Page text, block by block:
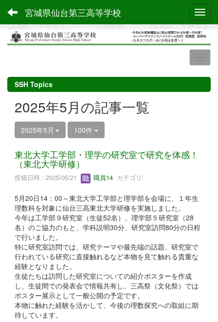
宮城県仙台第三高等学校
SSH Topics
2025年5月の記事一覧
2025年5月 100件
東北大学工学部・理学の研究室で研究を体感！
（東北大学研修）
投稿日時 : 2025/05/21 職員14 カテゴリ:
5月20日14：00～東北大学工学部と理学部を会場に、１年生
理数科を対象に仙台三高東北大学研修を実施しました。
今年は工学部９研究室（生徒52名）、理学部５研究室（28
名）のご協力のもと、学科説明30分、研究室訪問80分の日程
で行いました。
特に研究室訪問では、研究テーマや最先端の話題、研究室で
行われている研究に直接触れるなど本物を見て触れる貴重な
経験となりました。
生徒たちは訪問した研究室についての紹介ポスターを作成
し、生徒間での発表会で情報共有し、三高祭（文化祭）では
ポスター展示として一般公開の予定です。
本物に触れた経験を活かして、今後の理数探究への取組に期
待しています。